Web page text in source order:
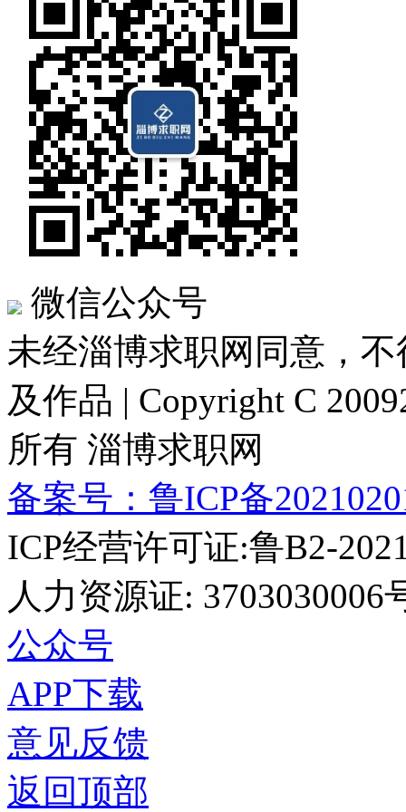
微信公众号
未经淄博求职网同意，
及作品 | Copyright C
所有 淄博求职网
备案号：鲁ICP备
ICP经营许可证:鲁B2-
人力资源证: 3703030006
公众号
APP下载
意见反馈
返回顶部